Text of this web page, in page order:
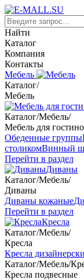
Найти
Каталог
Компания
Контакты
Мебель
Каталог/
Мебель
Каталог/Мебель/
Мебель для
Обеденные группы
столикомВинный
Перейти в раздел
Диваны
Каталог/Мебель/
Диваны
Диваны кожаные
Перейти в раздел
Кресла
Каталог/Мебель/
Кресла
Кресла
Каталог/Мебель/
Кресла подвесные